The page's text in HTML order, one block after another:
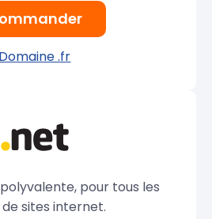
Domaine .fr
pour tous les
sites internet.